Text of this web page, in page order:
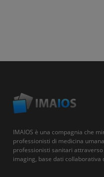
IMAIOS è una compagnia che
professionisti di medicina
professionisti sanitari
imaging, base dati collaborativa